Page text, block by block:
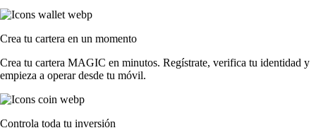
Crea tu cartera en un momento
Crea tu cartera MAGIC en minutos. Regístrate, verifica tu identidad y
empieza a operar desde tu móvil.
Controla toda tu inversión